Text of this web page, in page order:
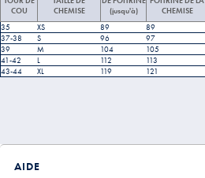
COU
CHEMISE
(jusqu'à)
CHEMISE
35
XS 89 89
37-38
S 96 97
39
M 104 105
41-42
L 112 113
43-44
XL 119 121
AIDE